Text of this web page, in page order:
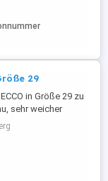
29
in Größe 29 zu
sehr weicher
. Preis VHB